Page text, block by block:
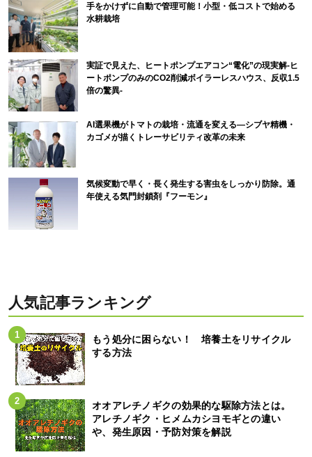
手をかけずに自動で管理可能！小型・低コストで始める
水耕栽培
実証で見えた、ヒートポンプエアコン“電化”の現実解-ヒ
ートポンプのみのCO2削減ボイラーレスハウス、反収1.5
倍の驚異-
AI選果機がトマトの栽培・流通を変える―シブヤ精機・
カゴメが描くトレーサビリティ改革の未来
気候変動で早く・長く発生する害虫をしっかり防除。通
年使える気門封鎖剤『フーモン』
人気記事ランキング
もう処分に困らない！ 培養土をリサイクル
する方法
オオアレチノギクの効果的な駆除方法とは。
アレチノギク・ヒメムカシヨモギとの違い
や、発生原因・予防対策を解説